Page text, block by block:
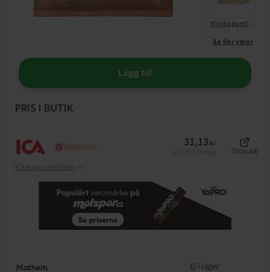
Minibaguetter Glutenfri
Se fler varor
Lägg till
PRIS I BUTIK
Webbpriser 31,13 kr
Till butik
ICA Kvantum Väsby
Ej i lager